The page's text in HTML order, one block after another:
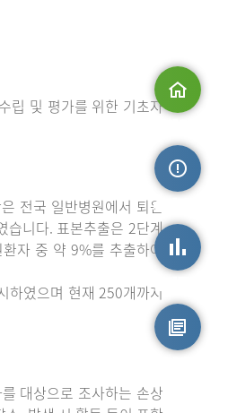
맵
립 및 평가를 위한 기초자
전국 일반병원에서 퇴원
습니다. 표본추출은 2단계
자 중 약 9%를 추출하여
하였으며 현재 250개까지
대상으로 조사하는 손상
손상정보
손상통계